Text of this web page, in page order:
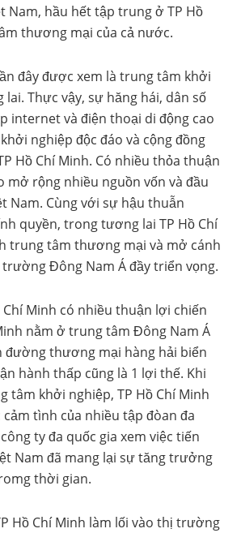
Nam, hầu hết tập trung ở TP Hồ
thương mại của cả nước.
đây được xem là trung tâm khởi
Thực vậy, sự hăng hái, dân số
internet và điện thoại di động cao
nghiệp độc đáo và cộng đồng
Hồ Chí Minh. Có nhiều thỏa thuận
rộng nhiều nguồn vốn và đầu
Nam. Cùng với sự hậu thuẫn
quyền, trong tương lai TP Hồ Chí
trung tâm thương mại và mở cánh
Đông Nam Á đầy triển vọng.
Chí Minh có nhiều thuận lợi chiến
nằm ở trung tâm Đông Nam Á
đường thương mại hàng hải biển
hành thấp cũng là 1 lợi thế. Khi
tâm khởi nghiệp, TP Hồ Chí Minh
tình của nhiều tập đòan đa
ty đa quốc gia xem việc tiến
Nam đã mang lại sự tăng trưởng
thời gian.
Hồ Chí Minh làm lối vào thị trường